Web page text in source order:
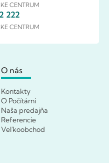
CENTRUM
222
CENTRUM
O nás
Kontakty
O Počítárni
Naša predajňa
Referencie
Veľkoobchod